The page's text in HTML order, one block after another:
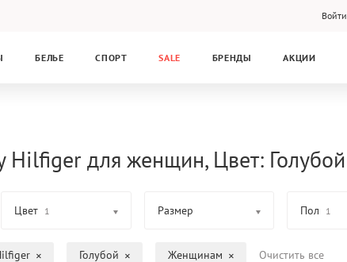
Войти
БЕЛЬЕ СПОРТ SALE БРЕНДЫ АКЦИИ
Hilfiger для женщин, Цвет: Голубой
Цвет 1 Размер Пол 1
Голубой Женщинам Очистить все